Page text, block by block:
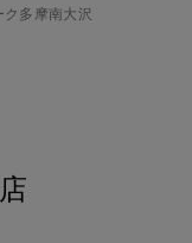
多摩南大沢